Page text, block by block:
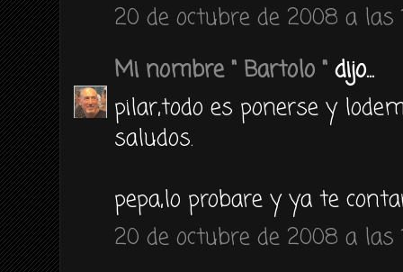
20 de octubre de 2008 a las
Mi nombre " Bartolo " dijo...
pilar,todo es ponerse y
saludos.
pepa,lo probare y ya te
20 de octubre de 2008 a las